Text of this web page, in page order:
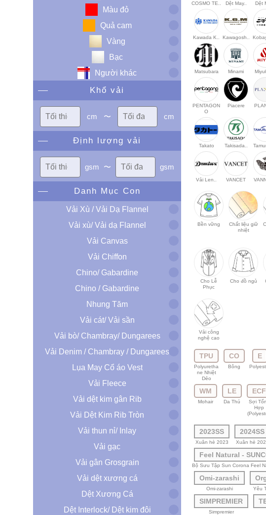
Màu đỏ
Quả cam
Vàng
Bạc
Người khác
Khổ vải
cm 〜 cm
Định lượng vải
gsm 〜 gsm
Danh Mục Con
Vải Xù / Vải Dạ Flannel
Vải xù/ Vải dạ Flannel
Vải Canvas
Vải Chiffon
Chino/ Gabardine
Chino / Gabardine
Nhung Tăm
Vải cát/ Vải sần
Vải bò/ Chambray/ Dungarees
Vải Denim / Chambray / Dungarees
Lụa May Cổ áo Vest
Vải Fleece
Vải dệt kim gân Rib
Vải Dệt Kim Rib Tròn
Vải thun nỉ/ Inlay
Vải gạc
Vải gân Grosgrain
Vải dệt xương cá
Dệt Xương Cá
Dệt Interlock/ Dệt kim đôi
COSMO TE.. Dệt May.. Dệt
Kawada K.. Kawagosh..
Matsubara Minami
PENTAGON
O
Piacere
Takato Takisada..
Vải Len.. VANCET
Bền vững
Chất liệu giữ
nhiệt
Cho Lễ
Phục
Cho đồ ngủ
Vải công
nghệ cao
TPU
Polyuretha
ne Nhiệt
Dẻo
CO
Bông
E
WM
Mohair
LE
Da Thú
ECF
Sợi
Hợp
2023SS
Xuân hè 2023
2024SS
Xuân hè
Feel Natural -
Bộ Sưu Tập Sun Corona Feel
Omi-zarashi
Omi-zarashi Yêu
SIMPREMIER
Simpremier